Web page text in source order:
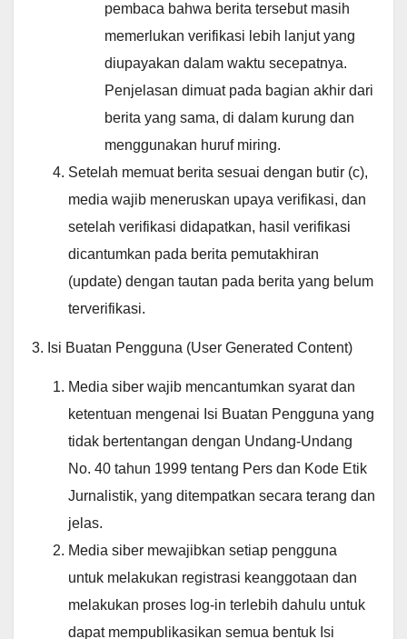
pembaca bahwa berita tersebut masih
memerlukan verifikasi lebih lanjut yang
diupayakan dalam waktu secepatnya.
Penjelasan dimuat pada bagian akhir dari
berita yang sama, di dalam kurung dan
menggunakan huruf miring.
Setelah memuat berita sesuai dengan butir (c),
media wajib meneruskan upaya verifikasi, dan
setelah verifikasi didapatkan, hasil verifikasi
dicantumkan pada berita pemutakhiran
(update) dengan tautan pada berita yang belum
terverifikasi.
3. Isi Buatan Pengguna (User Generated Content)
Media siber wajib mencantumkan syarat dan
ketentuan mengenai Isi Buatan Pengguna yang
tidak bertentangan dengan Undang-Undang
No. 40 tahun 1999 tentang Pers dan Kode Etik
Jurnalistik, yang ditempatkan secara terang dan
jelas.
Media siber mewajibkan setiap pengguna
untuk melakukan registrasi keanggotaan dan
melakukan proses log-in terlebih dahulu untuk
dapat mempublikasikan semua bentuk Isi